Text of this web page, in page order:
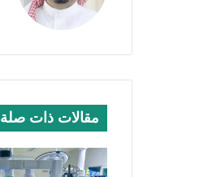
مقالات ذات صلة